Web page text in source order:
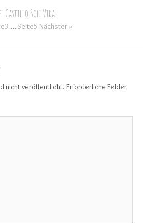
Castillo Son Vida
3 … Seite5 Nächster »
nicht veröffentlicht. Erforderliche Felder